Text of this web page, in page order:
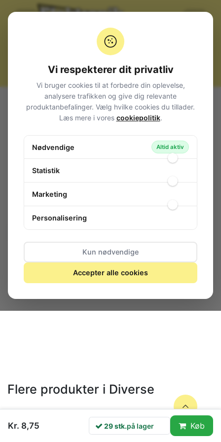
Alle produkter Computerudstyr
Netværk
Netværk (RJ45)
Diverse
Stelfjeder for STP 125/250 Konnektor
Stelfjeder for STP 125/250 Konnektor
Stelfjeder til STP konnektor Anvendes ved montage i
patchpaneler hvor montagerammer er nødvendige.
Standarder ISO/IEC 11801, 50173-1 og ANSI/TIA/EIA-568-
Kr. 8,75 29 stk.på lager Køb
Flere produkter i Diverse
Vi respekterer dit privatliv
Vi bruger cookies til at forbedre din oplevelse,
analysere trafikken og give dig relevante
produktanbefalinger. Vælg hvilke cookies du tillader.
Læs mere i vores cookiepolitik.
Nødvendige Altid aktiv
Statistik
Marketing
Personalisering
Kun nødvendige
Accepter alle cookies